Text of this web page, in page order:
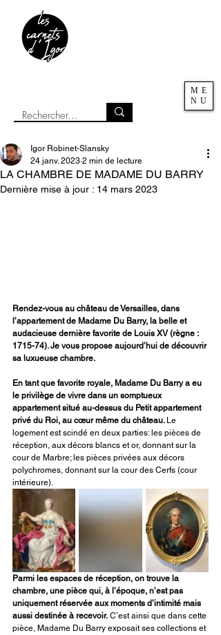
ME
NU
LA CHAMBRE DE MADAME DU BARRY
Igor Robinet-Slansky
24 janv. 2023 2 min de lecture
Dernière mise à jour : 14 mars 2023
Rendez-vous au château de Versailles, dans
l’appartement de Madame Du Barry, la belle et
audacieuse dernière favorite de Louis XV (règne :
1715-74). Je vous propose aujourd’hui de découvrir
sa luxueuse chambre.
En tant que favorite royale, Madame Du Barry a eu
le privilège de vivre dans un somptueux
appartement situé au-dessus du Petit appartement
privé du Roi, au cœur même du château. Le
logement est scindé en deux parties: les pièces de
réception, aux décors blancs et or, donnant sur la
cour de Marbre; les pièces privées aux décors
polychromes, donnant sur la cour des Cerfs (cour
intérieure).
Parmi les espaces de réception, on trouve la
chambre, une pièce qui, à l’époque, n’est pas
uniquement réservée aux moments d’intimité mais
aussi destinée à recevoir. C’est ainsi que dans cette
pièce, Madame Du Barry exposait ses collections et